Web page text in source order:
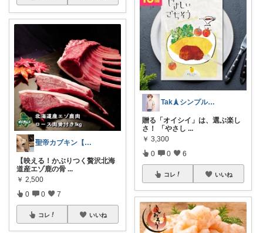
聖帝カブキン【北海道を推す者】
【映える！かぶりつく贅沢北海
道産エゾ鹿の骨 ...
￥ 2,500
0 0 7
コレ いいね
Tak🗼シンプルで健康的な暮らし
贈る「オイシイ」は、選ぶ楽し
さ！ 「やさし ...
￥ 3,300
0 0 6
コレ いいね